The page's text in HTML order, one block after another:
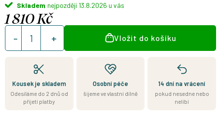
Skladem 13.8.2026
1 810 Kč
Měrná
cena:
Vložit do košíku
Kousek je skladem
Odesíláme do 2 dnů od
přijetí platby
Osobní péče
šijeme ve vlastní dílně
14 dní na vrácení
pokud nesedne nebo
nelíbí